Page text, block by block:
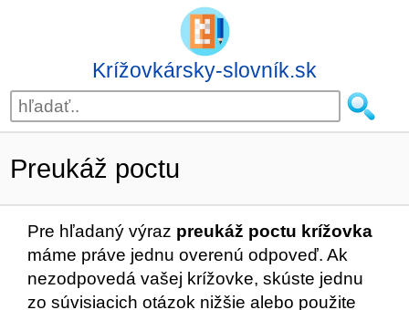
Krížovkársky-slovník.sk
Preukáž poctu
Pre hľadaný výraz preukáž poctu krížovka
máme práve jednu overenú odpoveď. Ak
nezodpovedá vašej krížovke, skúste jednu
zo súvisiacich otázok nižšie alebo použite